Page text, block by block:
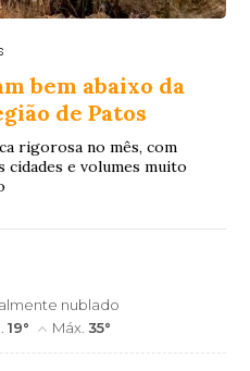
bem abaixo da
de Patos
rigorosa no mês, com
e volumes muito
nublado
19° Máx.35°